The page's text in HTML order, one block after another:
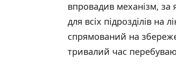
впровадив механізм, за
для всіх підрозділів на
спрямований на
тривалий час